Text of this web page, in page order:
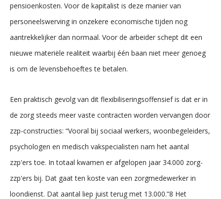
pensioenkosten. Voor de kapitalist is deze manier van
personeelswerving in onzekere economische tijden nog
aantrekkelijker dan normaal. Voor de arbeider schept dit een
nieuwe materiële realiteit waarbij één baan niet meer genoeg
is om de levensbehoeftes te betalen.
Een praktisch gevolg van dit flexibiliseringsoffensief is dat er in
de zorg steeds meer vaste contracten worden vervangen door
zzp-constructies: “Vooral bij sociaal werkers, woonbegeleiders,
psychologen en medisch vakspecialisten nam het aantal
zzp'ers toe. In totaal kwamen er afgelopen jaar 34.000 zorg-
zzp'ers bij. Dat gaat ten koste van een zorgmedewerker in
loondienst. Dat aantal liep juist terug met 13.000.”8 Het